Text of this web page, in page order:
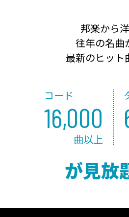
邦楽から
往年の名曲
最新のヒット
コード
16,000
曲以上
が見放